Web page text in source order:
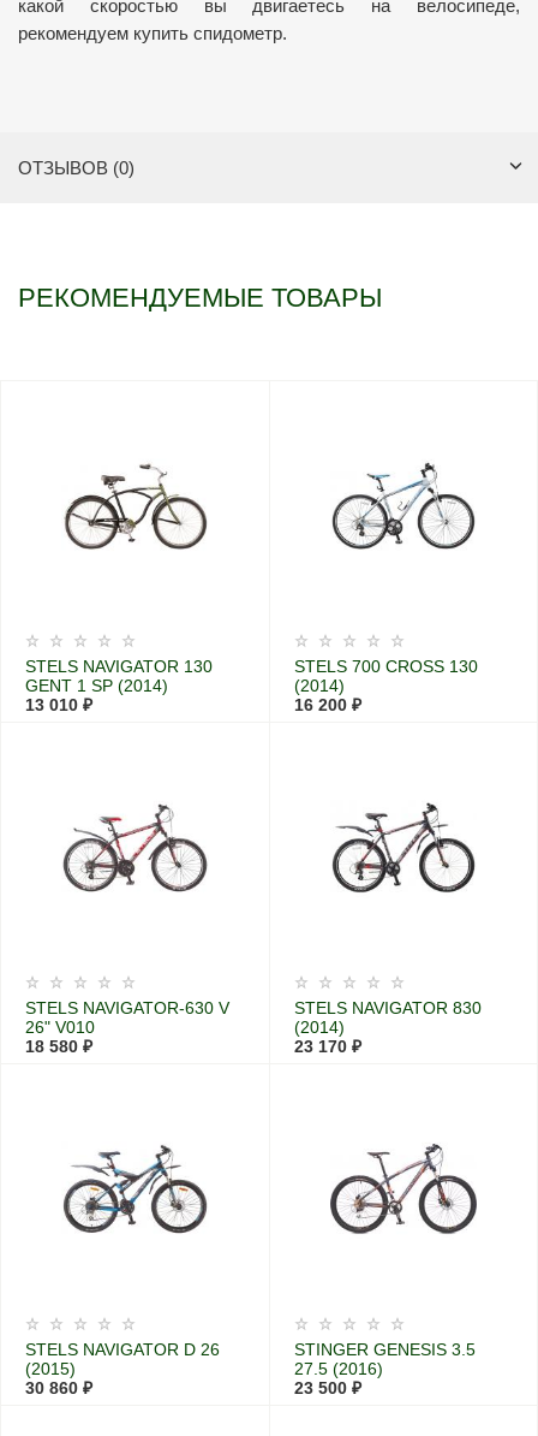
какой скоростью вы двигаетесь на велосипеде,
рекомендуем купить спидометр.
ОТЗЫВОВ (0)
РЕКОМЕНДУЕМЫЕ ТОВАРЫ
STELS NAVIGATOR 130
GENT 1 SP (2014)
13 010 ₽
STELS 700 CROSS 130
(2014)
16 200 ₽
STELS NAVIGATOR-630 V
26" V010
18 580 ₽
STELS NAVIGATOR 830
(2014)
23 170 ₽
STELS NAVIGATOR D 26
(2015)
30 860 ₽
STINGER GENESIS 3.5
27.5 (2016)
23 500 ₽